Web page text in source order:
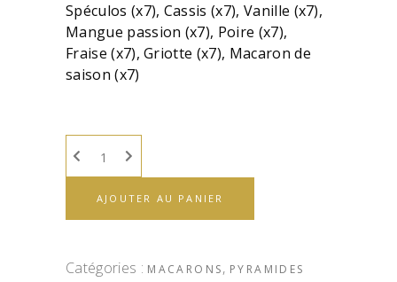
Spéculos (x7), Cassis (x7), Vanille (x7),
Mangue passion (x7), Poire (x7),
Fraise (x7), Griotte (x7), Macaron de
saison (x7)
AJOUTER AU PANIER
Catégories : MACARONS, PYRAMIDES